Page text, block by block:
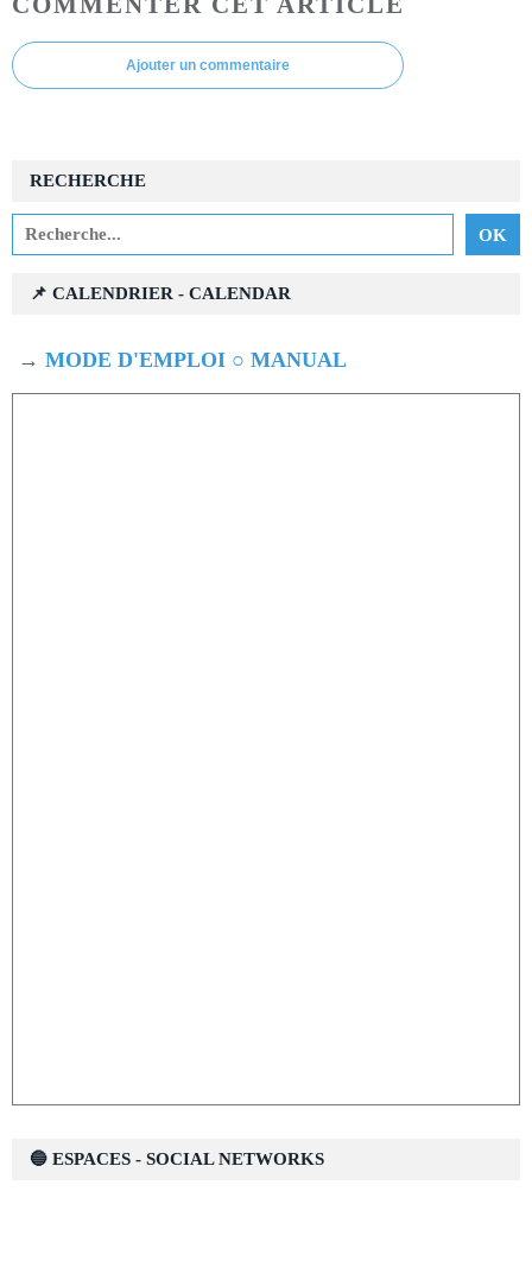
Ajouter un commentaire
RECHERCHE
📌 CALENDRIER - CALENDAR
→ MODE D'EMPLOI ○ MANUAL
🔵 ESPACES - SOCIAL NETWORKS